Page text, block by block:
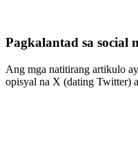
Pagkalantad sa social
Ang mga natitirang artikulo
opisyal na X (dating Twitter)